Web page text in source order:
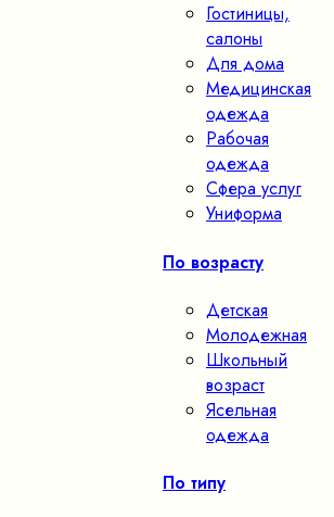
Гостиницы,
салоны
Для дома
Медицинская
одежда
Рабочая
одежда
Сфера услуг
Униформа
По возрасту
Детская
Молодежная
Школьный
возраст
Ясельная
одежда
По типу